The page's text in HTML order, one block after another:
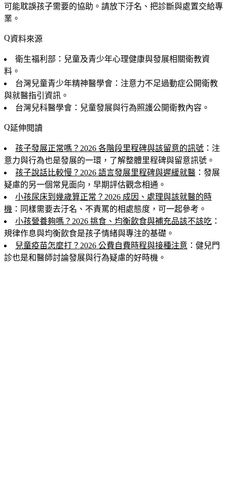
可能耽誤孩子需要的協助。請放下汙名、把診斷與處置交給專
業。
資料來源
衛生福利部：兒童及青少年心理健康與發展相關衛教資
料。
台灣兒童青少年精神醫學會：注意力不足過動症公開衛教
與就醫指引資訊。
台灣兒科醫學會：兒童發展與行為照護公開衛教內容。
延伸閱讀
孩子發展正常嗎？2026 各階段里程碑與該留意的訊號 ：注
意力與行為也是發展的一環，了解整體里程碑與留意訊號。
孩子說話比較慢？2026 語言發展里程碑與遲緩就醫 ：發展
疑慮的另一個常見面向，早期評估觀念相通。
小孩尿床到幾歲算正常？2026 成因、處理與該就醫的時
機 ：同樣需要去汙名、不責罵的相處態度，可一起參考。
小孩營養夠嗎？2026 挑食、均衡飲食與補充品該不該吃 ：
規律作息與均衡飲食是孩子情緒與專注的基礎。
兒童疫苗怎麼打？2026 公費自費時程與接種注意 ：健兒門
診也是和醫師討論發展與行為疑慮的好時機。